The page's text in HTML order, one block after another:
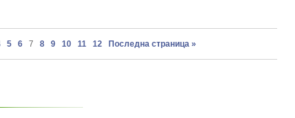
europaeum L.
Tomenosta Wild
5 67 8 9 10 11 12 Последна страница »